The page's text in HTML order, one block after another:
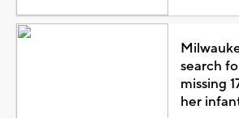
search
missing
her